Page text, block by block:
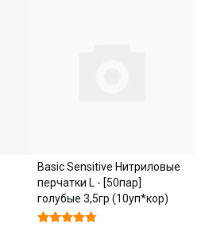
Basic Sensitive Нитриловые
перчатки L - [50пар]
голубые 3,5гр (10уп*кор)